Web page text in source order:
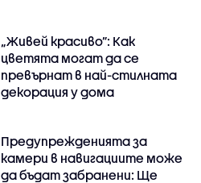
„Живей красиво”: Как
цветята могат да се
превърнат в най-стилната
декорация у дома
Предупрежденията за
камери в навигациите може
да бъдат забранени: Ще